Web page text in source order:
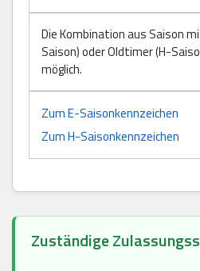
Die Kombination aus Saison
Saison) oder Oldtimer (H-
möglich.
Zum E-Saisonkennzeichen
Zum H-Saisonkennzeichen
Zuständige